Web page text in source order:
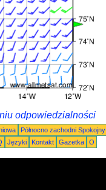
odpowiedzialności
Północno zachodni Spokojny
Języki Kontakt Gazetka O